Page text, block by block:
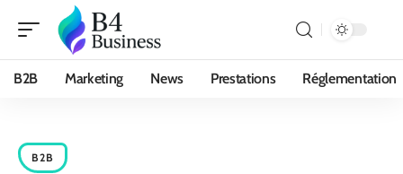
B2B Marketing News Prestations Réglementation
B2B